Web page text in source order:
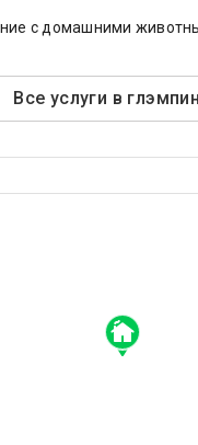
с домашними
Все услуги в